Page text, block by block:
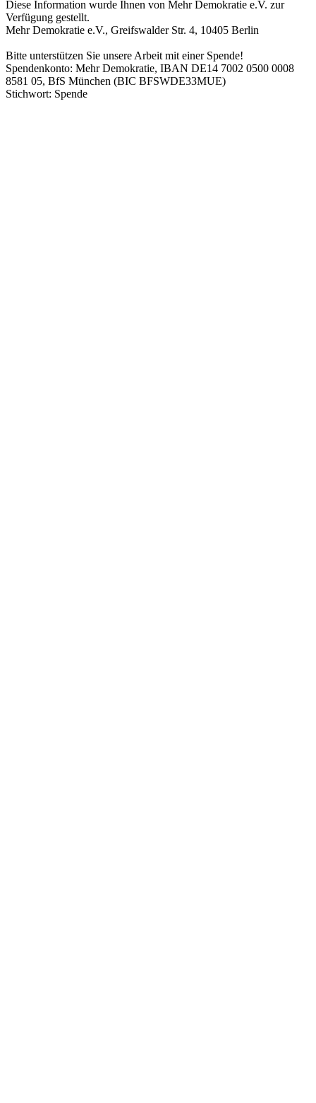
Diese Information wurde Ihnen von Mehr Demokratie e.V. zur
Verfügung gestellt.
Mehr Demokratie e.V., Greifswalder Str. 4, 10405 Berlin
Bitte unterstützen Sie unsere Arbeit mit einer Spende!
Spendenkonto: Mehr Demokratie, IBAN DE14 7002 0500 0008
8581 05, BfS München (BIC BFSWDE33MUE)
Stichwort: Spende